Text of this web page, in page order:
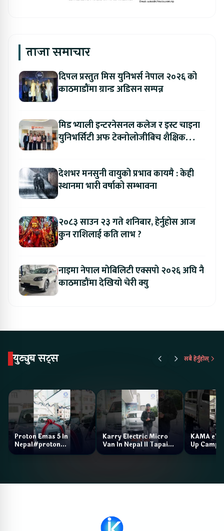
ताजा समाचार
दिपल प्रस्तुत मिस युनिभर्स नेपाल २०२६ को
काठमाडौंमा ग्रान्ड अडिसन सम्पन्न
मिड भ्याली इन्टरनेसनल कलेज र इस्ट चाइना
युनिभर्सिटी अफ टेक्नोलोजीबिच शैक्षिक
देशभर मनसुनी वायुको प्रभाव कायमै : केही
स्थानमा भारी वर्षाको सम्भावना
२०८३ साउन २३ गते शनिबार, हेर्नुहोस आज
कुन राशिलाई कति लाभ ?
नाइमा नेपाल मोबिलिटी एक्सपो २०२६ अघि नै
काठमाडौंमा देखियो चेरी क्यु
युट्युब सट्स सबै हेर्नुहोस्
Proton Emas 5 In
Nepal#proton
#protonemas5#protonnepal#evcarnepal
Karry Electric Micro
Van In Nepal II Tapaiko
Bazar II Jankari
KAMA eV
Up Camp